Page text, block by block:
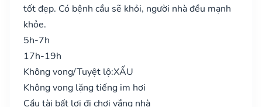
tốt đẹp. Có bệnh cầu sẽ khỏi, người nhà đều mạnh
khỏe.
5h-7h
17h-19h
Không vong/Tuyệt lộ:XẤU
Không vong lặng tiếng im hơi
Cầu tài bất lợi đi chơi vắng nhà